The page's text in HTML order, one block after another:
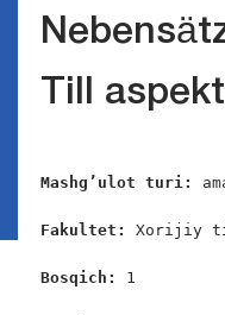
Till
Mashg’ulot turi:
Fakultet: Xorijiy
Bosqich: 1